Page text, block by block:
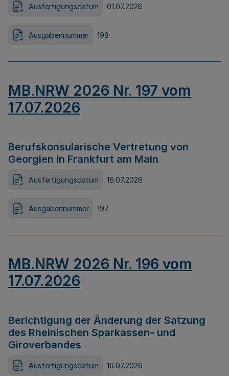
Ausfertigungsdatum 01.07.2026
Ausgabennummer 198
MB.NRW 2026 Nr. 197 vom
17.07.2026
Berufskonsularische Vertretung von
Georgien in Frankfurt am Main
Ausfertigungsdatum 16.07.2026
Ausgabennummer 197
MB.NRW 2026 Nr. 196 vom
17.07.2026
Berichtigung der Änderung der Satzung
des Rheinischen Sparkassen- und
Giroverbandes
Ausfertigungsdatum 16.07.2026